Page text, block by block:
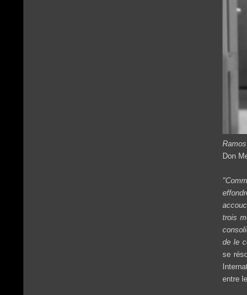
Don
trois
de le
se
entre